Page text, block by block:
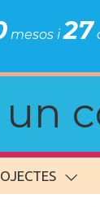
mesos i27